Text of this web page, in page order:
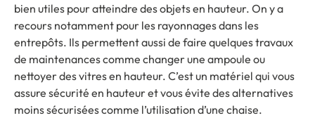
bien utiles pour atteindre des objets en hauteur. On y a
recours notamment pour les rayonnages dans les
entrepôts. Ils permettent aussi de faire quelques travaux
de maintenances comme changer une ampoule ou
nettoyer des vitres en hauteur. C’est un matériel qui vous
assure sécurité en hauteur et vous évite des alternatives
moins sécurisées comme l’utilisation d’une chaise.